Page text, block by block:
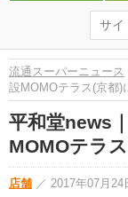
流通スーパーニュース
設MOMOテラス(京都)
平和堂news
MOMOテラ
店舗 ／ 2017年07月24